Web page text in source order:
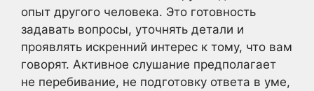
опыт другого человека. Это готовность
задавать вопросы, уточнять детали и
проявлять искренний интерес к тому, что вам
говорят. Активное слушание предполагает
не перебивание, не подготовку ответа в уме,